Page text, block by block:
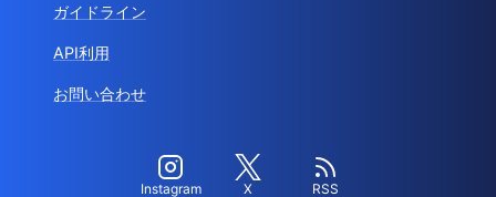
ガイドライン
API利用
お問い合わせ
Instagram X RSS